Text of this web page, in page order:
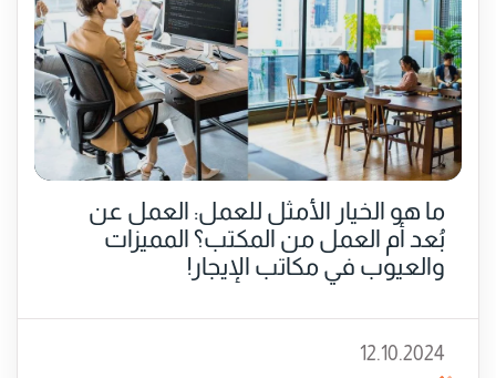
ما هو الخيار الأمثل للعمل: العمل عن
بُعد أم العمل من المكتب؟ المميزات
والعيوب في مكاتب الإيجار!
12.10.2024